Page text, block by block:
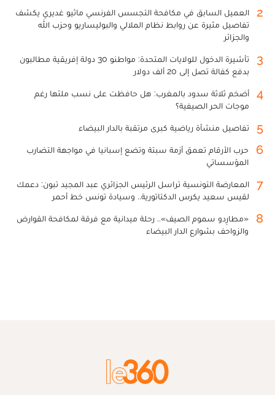
2
العميل السابق في مكافحة التجسس الفرنسي ماثيو غديري يكشف
تفاصيل مثيرة عن روابط نظام الملالي والبوليساريو وحزب الله
والجزائر
3
تأشيرة الدخول للولايات المتحدة: مواطنو 30 دولة إفريقية مطالبون
بدفع كفالة تصل إلى 20 ألف دولار
4
أضخم ثلاثة سدود بالمغرب: هل حافظت على نسب ملئها رغم
موجات الحر الصيفية؟
5 تفاصيل منشأة رياضية كبرى مرتقبة بالدار البيضاء
6
حرب الأرقام تعمق أزمة سبتة وتضع إسبانيا في مواجهة التضارب
المؤسساتي
7
المعارضة التونسية تراسل الرئيس الجزائري عبد المجيد تبون: دعمك
لقيس سعيد يكرس الدكتاتورية.. وسيادة تونس خط أحمر
8
«مطارِدو سموم الصيف».. رحلة ميدانية مع فرقة لمكافحة القوارض
والزواحف بشوارع الدار البيضاء